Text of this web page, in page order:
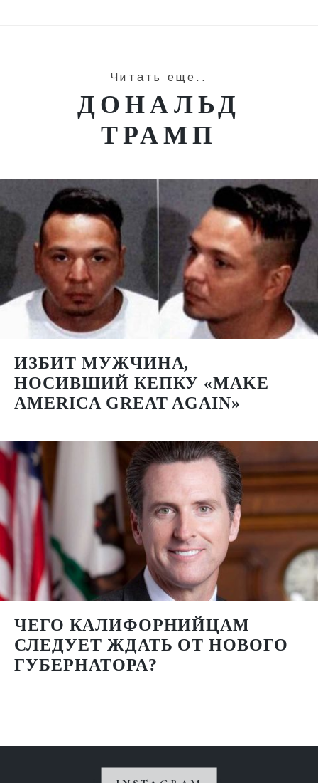
Читать еще..
ДОНАЛЬД
ТРАМП
ИЗБИТ МУЖЧИНА,
НОСИВШИЙ КЕПКУ «MAKE
AMERICA GREAT AGAIN»
ЧЕГО КАЛИФОРНИЙЦАМ
СЛЕДУЕТ ЖДАТЬ ОТ НОВОГО
ГУБЕРНАТОРА?